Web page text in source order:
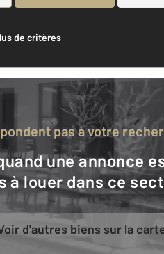
de critères
pas à votre
à louer dans ce
Voir d'autres biens sur la